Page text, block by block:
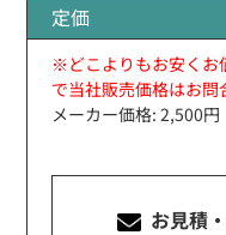
定価
※どこよりもお安くお
で当社販売価格はお問
メーカー価格: 2,500円
お見積